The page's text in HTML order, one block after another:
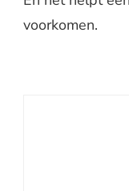
voorkomen.